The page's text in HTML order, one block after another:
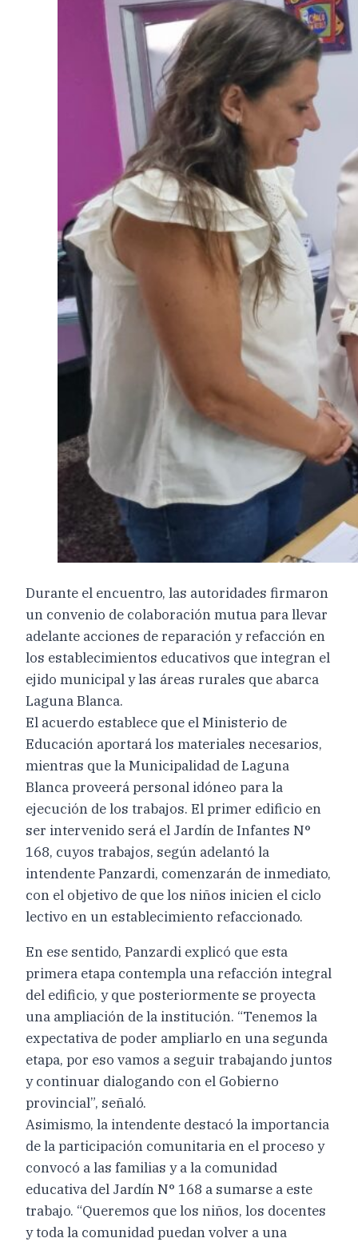
Durante el encuentro, las autoridades firmaron
un convenio de colaboración mutua para llevar
adelante acciones de reparación y refacción en
los establecimientos educativos que integran el
ejido municipal y las áreas rurales que abarca
Laguna Blanca.
El acuerdo establece que el Ministerio de
Educación aportará los materiales necesarios,
mientras que la Municipalidad de Laguna
Blanca proveerá personal idóneo para la
ejecución de los trabajos. El primer edificio en
ser intervenido será el Jardín de Infantes N°
168, cuyos trabajos, según adelantó la
intendente Panzardi, comenzarán de inmediato,
con el objetivo de que los niños inicien el ciclo
lectivo en un establecimiento refaccionado.
En ese sentido, Panzardi explicó que esta
primera etapa contempla una refacción integral
del edificio, y que posteriormente se proyecta
una ampliación de la institución. “Tenemos la
expectativa de poder ampliarlo en una segunda
etapa, por eso vamos a seguir trabajando juntos
y continuar dialogando con el Gobierno
provincial”, señaló.
Asimismo, la intendente destacó la importancia
de la participación comunitaria en el proceso y
convocó a las familias y a la comunidad
educativa del Jardín N° 168 a sumarse a este
trabajo. “Queremos que los niños, los docentes
y toda la comunidad puedan volver a una